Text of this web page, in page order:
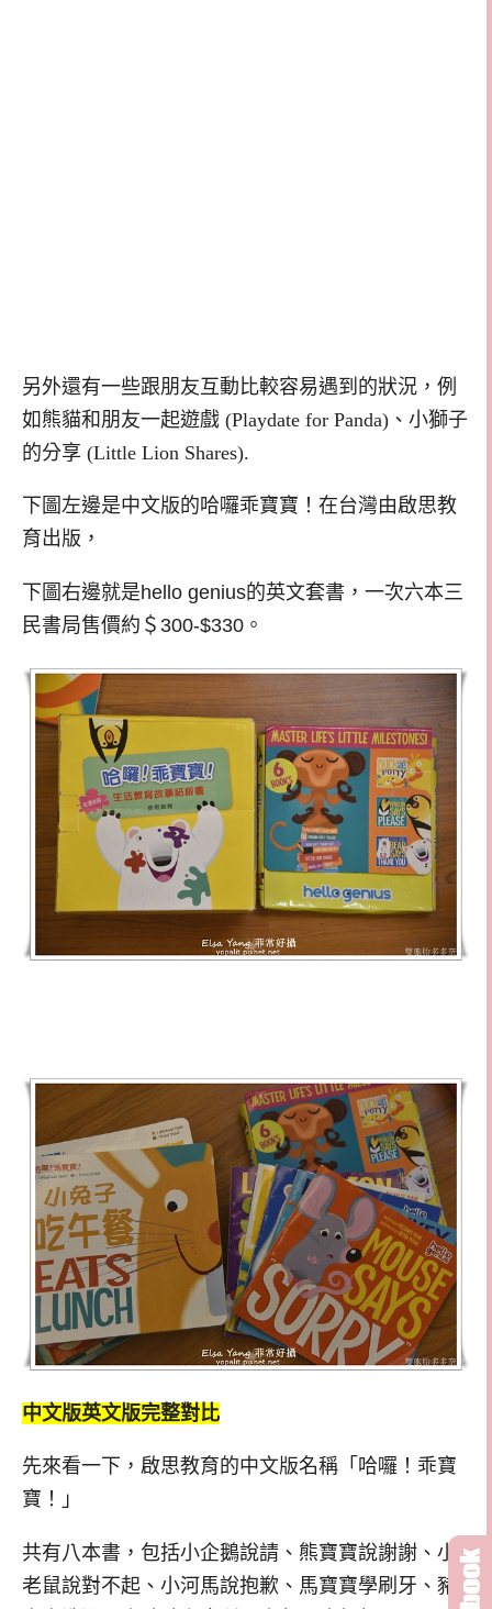
另外還有一些跟朋友互動比較容易遇到的狀況，例
如熊貓和朋友一起遊戲 (Playdate for Panda)、小獅子
的分享 (Little Lion Shares).
下圖左邊是中文版的哈囉乖寶寶！在台灣由啟思教
育出版，
下圖右邊就是hello genius的英文套書，一次六本三
民書局售價約＄300-$330。
中文版英文版完整對比
先來看一下，啟思教育的中文版名稱「哈囉！乖寶
寶！」
共有八本書，包括小企鵝說請、熊寶寶說謝謝、小
老鼠說對不起、小河馬說抱歉、馬寶寶學刷牙、豬